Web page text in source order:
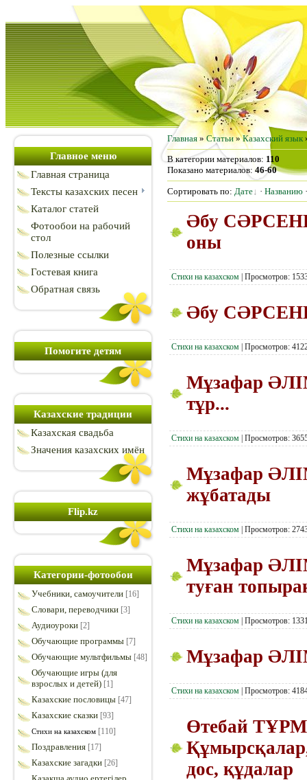
Главное меню
Главная страница
Тексты казахских песен
Каталог статей
Фотообои на рабочий
стол
Полезные ссылки
Гостевая книга
Обратная связь
Помогите детям
Казахские традиции
Казахская свадьба
Значения казахских имён
Flip.kz
Категории-фотообои
Учебники, самоучители [16]
Словари, переводчики [3]
Аудиоуроки [2]
Обучающие программы [7]
Обучающие мультфильмы [48]
Обучающие игры (для
взрослых и детей) [1]
Казахские пословицы [47]
Казахские сказки [93]
Стихи на казахском [110]
Поздравления [17]
Казахские загадки [26]
Главная »Статьи»Казахский язык
В категории материалов: 110
Показано материалов: 46-60
Сортировать по: Дате · Названию
Әбу
оны
Стихи на казахском Просмотров:
Әбу
Стихи на казахском Просмотров:
Мұзафар
тұр...
Стихи на казахском Просмотров:
Мұзафар
жұбатады
Стихи на казахском Просмотров:
Мұзафар
туған
Стихи на казахском Просмотров:
Мұзафар
Стихи на казахском Просмотров:
Өтебай
дос, құдалар